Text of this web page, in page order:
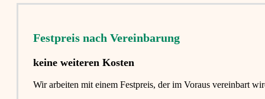
Festpreis nach Vereinbarung
keine weiteren Kosten
Wir arbeiten mit einem Festpreis, der im Voraus vereinbart